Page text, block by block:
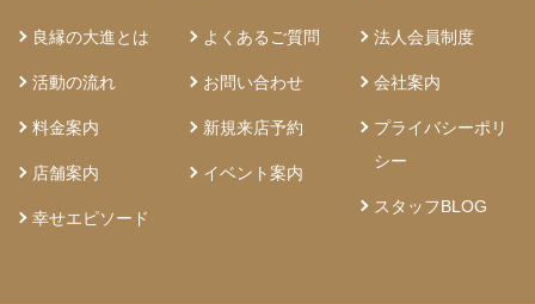
良縁の大進とは
活動の流れ
料金案内
店舗案内
幸せエピソード
よくあるご質問
お問い合わせ
新規来店予約
イベント案内
法人会員制度
会社案内
プライバシーポリ
シー
スタッフBLOG